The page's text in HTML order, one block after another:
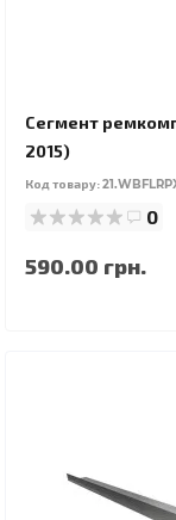
Сегмент
2015)
Код товару:
0
590.00 грн.